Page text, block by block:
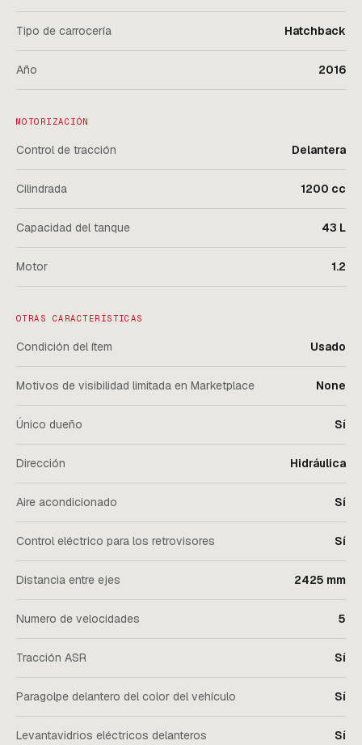
Tipo de carrocería Hatchback
Año 2016
MOTORIZACIÓN
Control de tracción Delantera
Cilindrada 1200 cc
Capacidad del tanque 43 L
Motor 1.2
OTRAS CARACTERÍSTICAS
Condición del ítem Usado
Motivos de visibilidad limitada en Marketplace None
Único dueño Sí
Dirección Hidráulica
Aire acondicionado Sí
Control eléctrico para los retrovisores Sí
Distancia entre ejes 2425 mm
Numero de velocidades 5
Tracción ASR Sí
Paragolpe delantero del color del vehículo Sí
Levantavidrios eléctricos delanteros Sí